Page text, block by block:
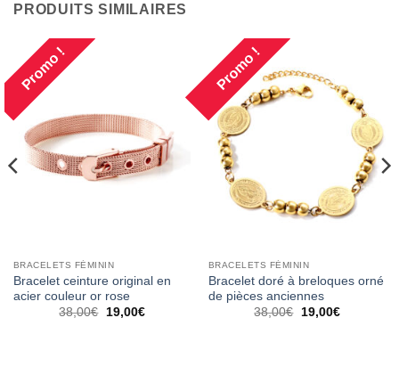
PRODUITS SIMILAIRES
Promo !
BRACELETS FÉMININ
Bracelet ceinture original en
acier couleur or rose
38,00€
Le
19,00€Le
Promo !
BRACELETS FÉMININ
Bracelet doré à breloques orné
de pièces anciennes
38,00€
Le
19,00€Le